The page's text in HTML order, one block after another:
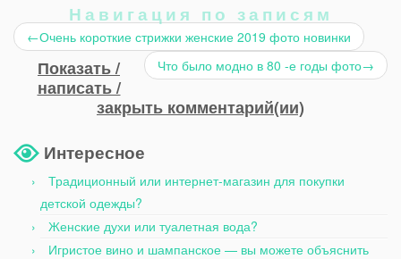
Навигация по записям
←Очень короткие стрижки женские 2019 фото новинки
Что было модно в 80 -е годы фото→
Показать /
написать /
закрыть комментарий(ии)
Интересное
Традиционный или интернет-магазин для покупки
детской одежды?
Женские духи или туалетная вода?
Игристое вино и шампанское — вы можете объяснить